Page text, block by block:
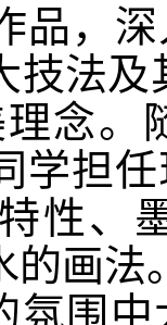
品，
技法及
理念
学担
性、
的画法
氛围